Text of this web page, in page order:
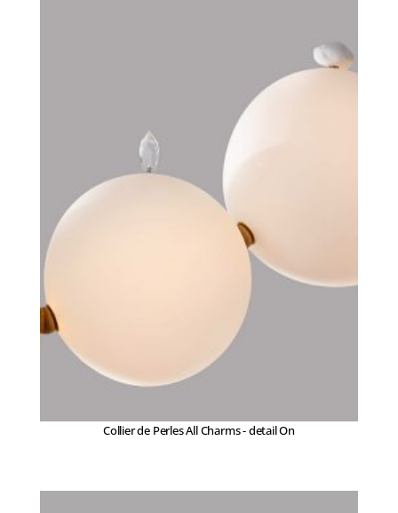
Collier de Perles All Charms - detail On